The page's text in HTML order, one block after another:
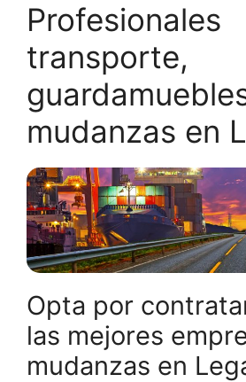
transporte,
mudanzas en
Opta por
las mejores
mudanzas en